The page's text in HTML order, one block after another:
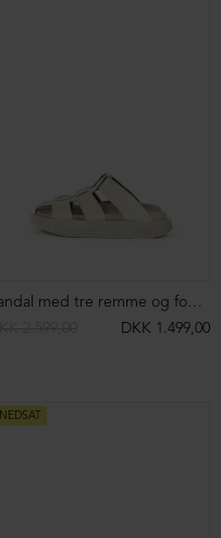
Sandal med tre remme og fodsengssål
DKK 1.499,00
NEDSAT